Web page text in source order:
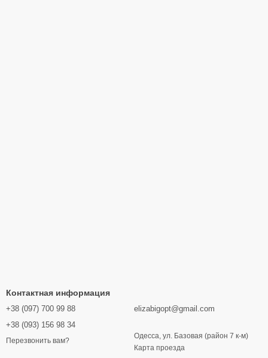
Контактная информация
+38 (097) 700 99 88
+38 (093) 156 98 34
Перезвонить вам?
elizabigopt@gmail.com
Одесса, ул. Базовая (район 7 к-м)
Карта проезда